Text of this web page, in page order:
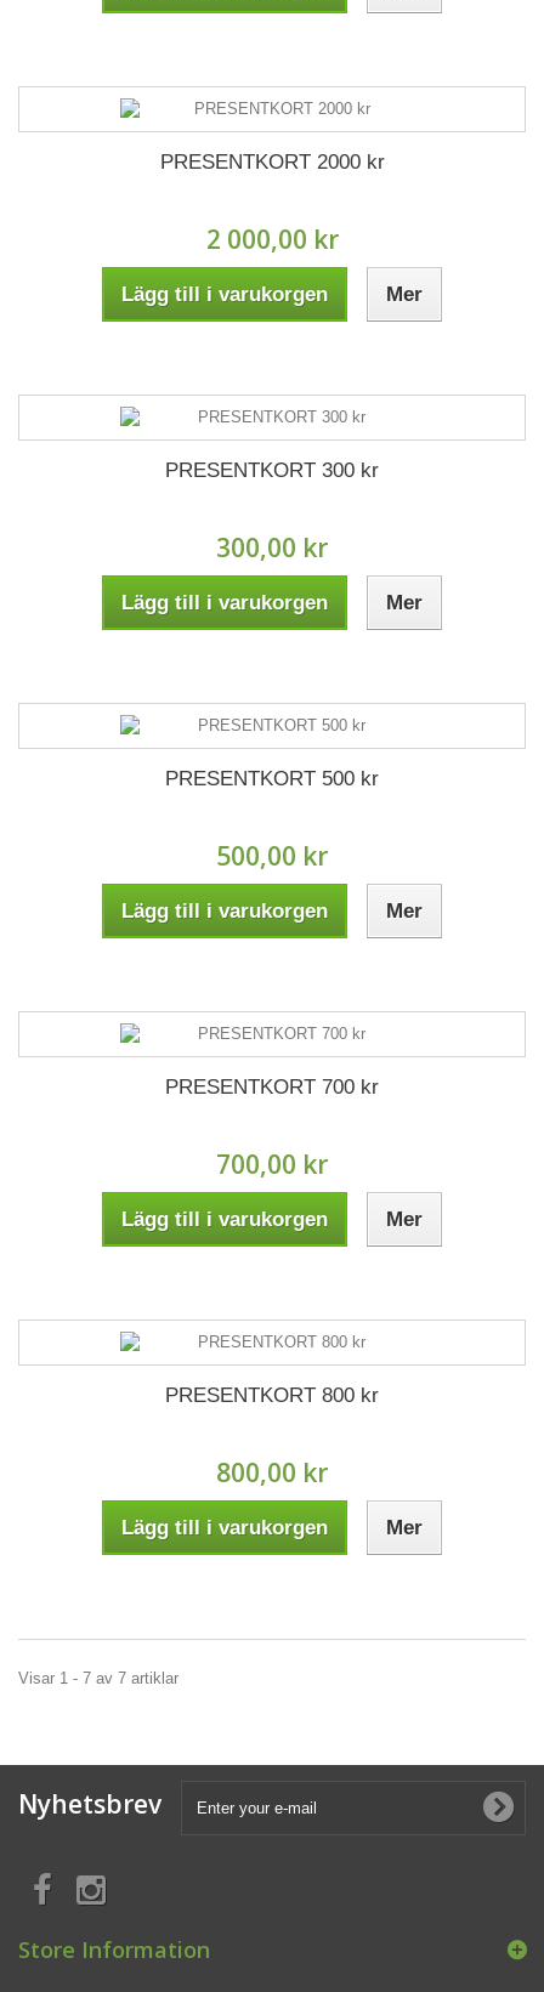
PRESENTKORT 2000 kr
2 000,00 kr
Lägg till i varukorgen Mer
PRESENTKORT 300 kr
300,00 kr
Lägg till i varukorgen Mer
PRESENTKORT 500 kr
500,00 kr
Lägg till i varukorgen Mer
PRESENTKORT 700 kr
700,00 kr
Lägg till i varukorgen Mer
PRESENTKORT 800 kr
800,00 kr
Lägg till i varukorgen Mer
Visar 1 - 7 av 7 artiklar
Nyhetsbrev
Store Information